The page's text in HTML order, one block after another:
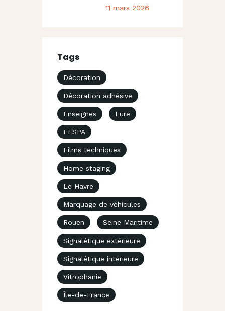
11 mars 2026
Tags
Décoration
Décoration adhésive
Enseignes Eure
FESPA
Films techniques
Home staging
Le Havre
Marquage de véhicules
Rouen Seine Maritime
Signalétique extérieure
Signalétique intérieure
Vitrophanie
Île-de-France